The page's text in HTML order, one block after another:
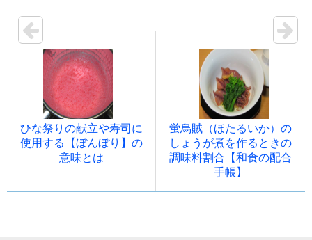
ひな祭りの献立や寿司に
使用する【ぼんぼり】の
意味とは
蛍烏賊（ほたるいか）の
しょうが煮を作るときの
調味料割合【和食の配合
手帳】